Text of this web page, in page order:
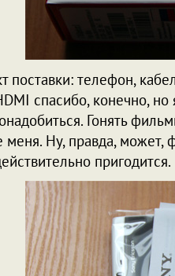
поставки: телефон,
спасибо, конечно,
Гонять
Ну, правда, может,
пригодится.